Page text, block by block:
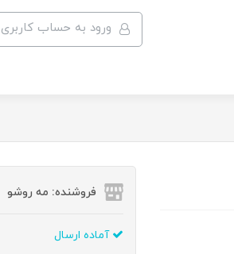
ورود به حساب کاربری
فروشنده: مه رو‌شو
آماده ارسال